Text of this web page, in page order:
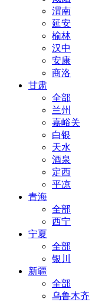
渭南
延安
榆林
汉中
安康
商洛
甘肃
全部
兰州
嘉峪关
白银
天水
酒泉
定西
平凉
青海
全部
西宁
宁夏
全部
银川
新疆
全部
乌鲁木齐